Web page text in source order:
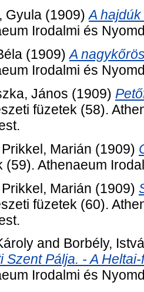
Gyula (1909)A
Irodalmi és
(1909)A
Irodalmi és
János (1909)
füzetek (58).
Marián (1909)
(59). Athenaeum
Marián (1909)
füzetek (60).
and Borbély,
Szent Pálja. - A
Irodalmi és